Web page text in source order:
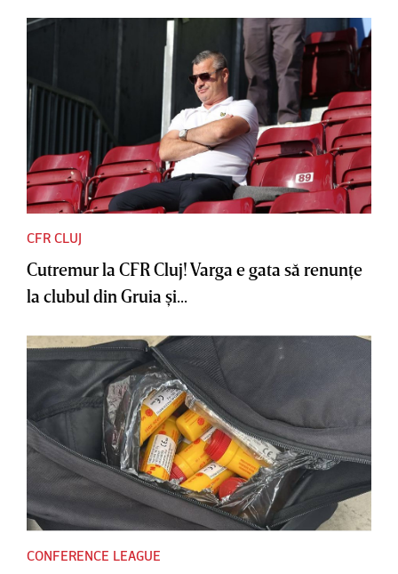
CFR CLUJ
Cutremur la CFR Cluj! Varga e gata să renunţe
la clubul din Gruia şi...
CONFERENCE LEAGUE